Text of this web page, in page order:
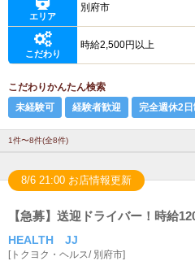
エリア
別府市
こだわり
時給2,500円以上
こだわりかんたん検索
未経験可
経験者歓迎 完全週休2日
1件〜8件(全8件)
8/6 21:00 お店情報更新
【急募】送迎ドライバー！時給
HEALTH JJ
[トクヨク・ヘルス/ 別府市]